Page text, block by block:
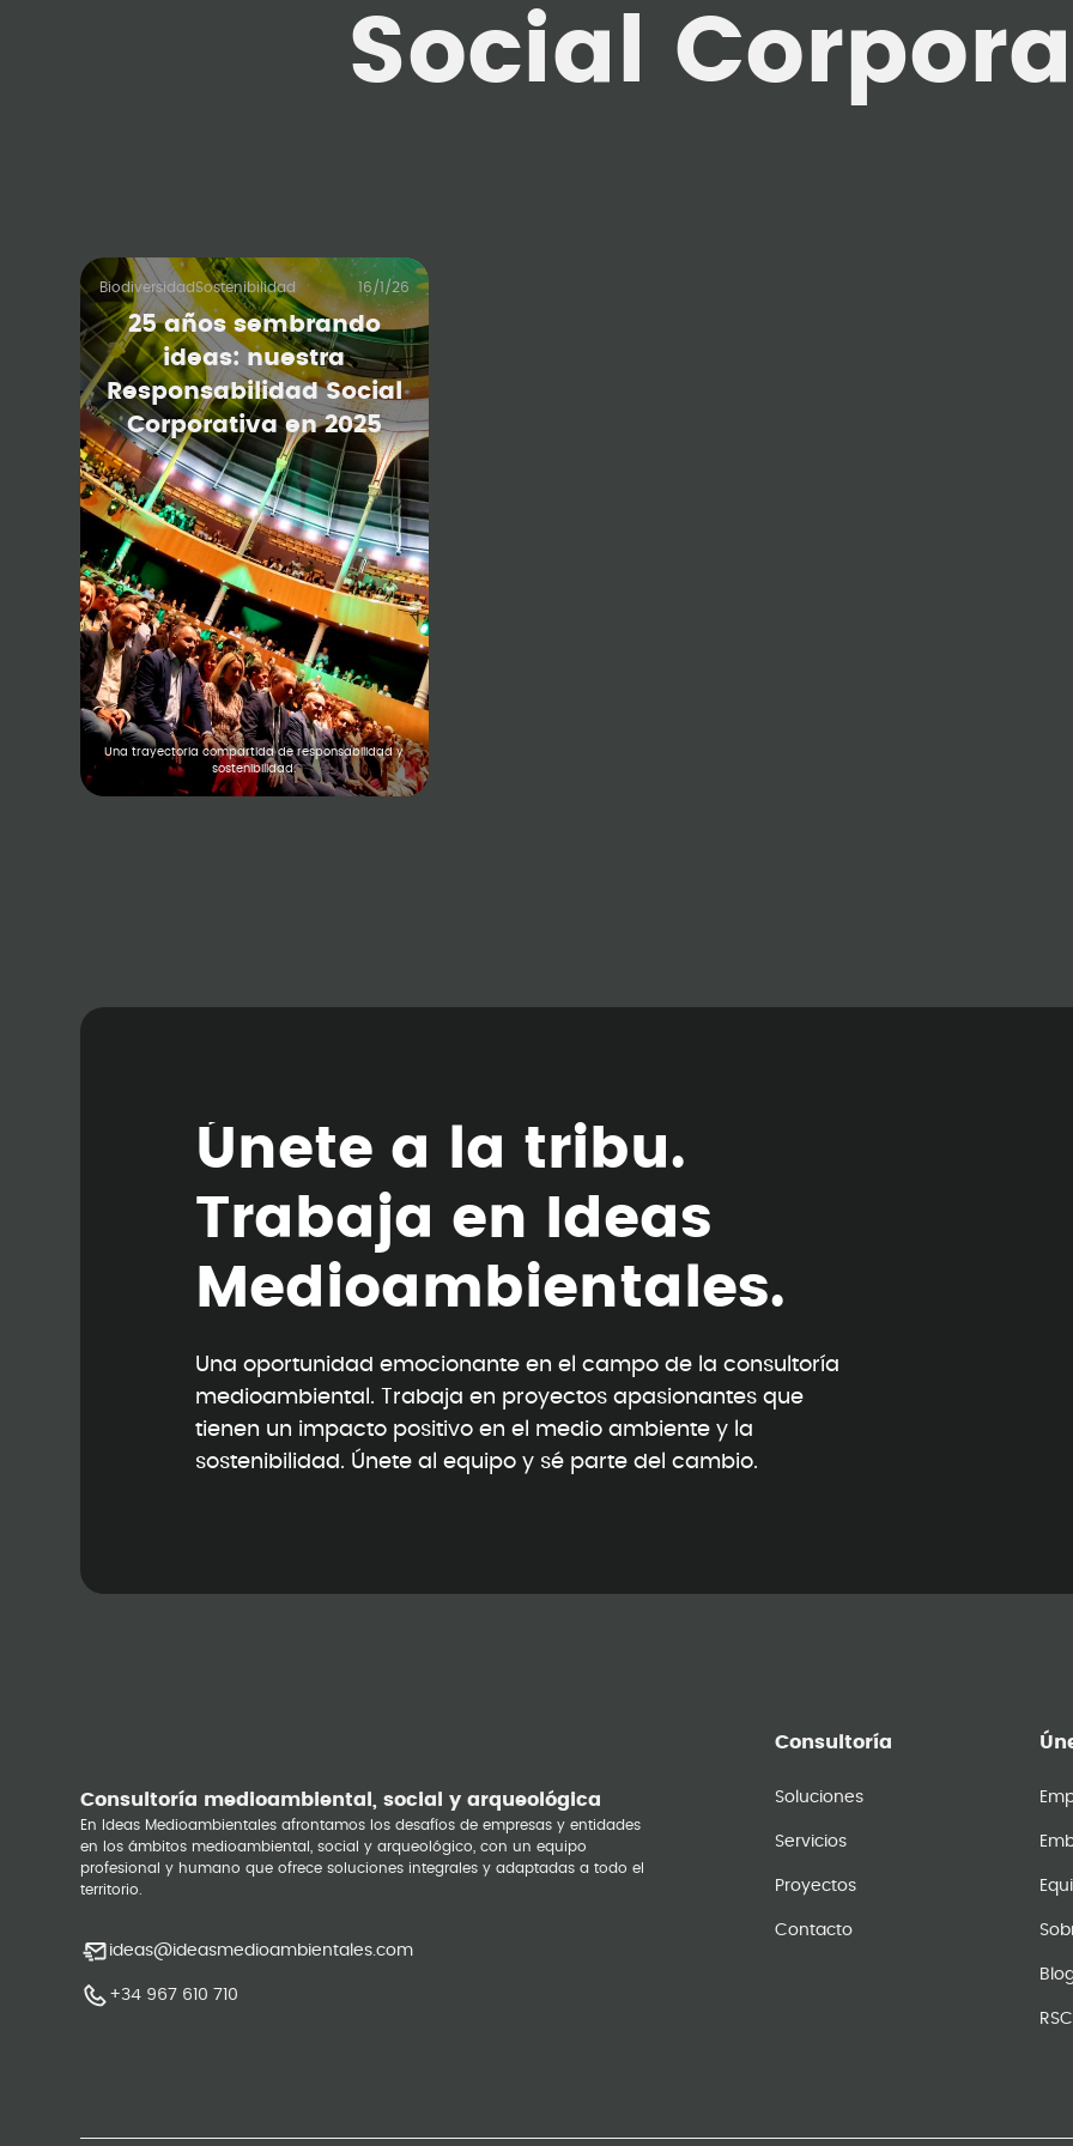
Social
BiodiversidadSostenibilidad 16/1/26
25 años sembrando
ideas: nuestra
Responsabilidad Social
Corporativa en 2025
Una trayectoria compartida de responsabilidad y
sostenibilidad.
Únete a a tribu.
Trabaja en deas
M edioambienta es.
Una oportunidad emocionante en el campo de la consultoría
medioambiental. Trabaja en proyectos apasionantes que
tienen un impacto positivo en el medio ambiente y la
sostenibilidad. Únete al equipo y sé parte del cambio.
Consultoría medioambiental, social y arqueológica
En Ideas Medioambientales afrontamos los desafíos de empresas y entidades
en los ámbitos medioambiental, social y arqueológico, con un equipo
profesional y humano que ofrece soluciones integrales y adaptadas a todo el
territorio.
ideas@ideasmedioambientales.com
+34 967 610 710
Consultoría
Soluciones
Servicios
Proyectos
Contacto
RSC